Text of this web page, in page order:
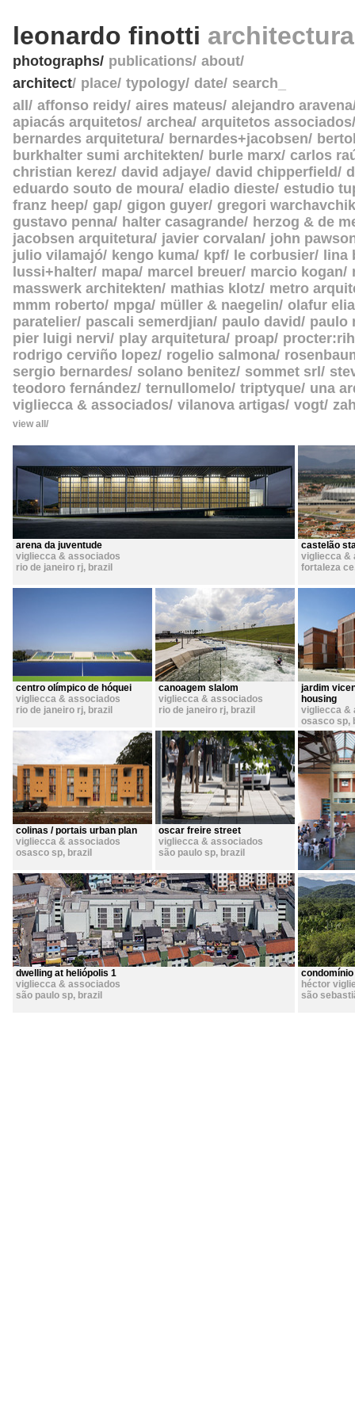
leonardo finotti
photographs publications about
architect place typology date search_
all
affonso reidy aires mateus alejandro aravena
apiacás arquitetos archea arquitetos associados
bernardes arquitetura
bernardes+jacobsen
burkhalter sumi architekten
burle marx carlos
christian kerez david adjaye david chipperfield
eduardo souto de moura eladio dieste estudio
franz heep gap gigon guyer gregori warchavchik
gustavo penna
halter casagrande
herzog & de
jacobsen arquitetura javier corvalan
john
julio vilamajó
kengo kuma kpf le corbusier
lina
lussi+halter mapa marcel breuer marcio kogan
masswerk architekten
mathias klotz metro
mmm roberto mpga müller & naegelin olafur
paratelier pascali semerdjian paulo david
paulo
pier luigi nervi
play arquitetura proap
rodrigo cerviño lopez rogelio salmona
sergio bernardes
solano benitez sommet srl
teodoro fernández ternullomelo triptyque una
vigliecca & associados vilanova artigas vogt
view all
arena da juventude
vigliecca & associados
rio de janeiro rj, brazil
castelão
vigliecca &
fortaleza ce
centro olímpico de hóquei
vigliecca & associados
rio de janeiro rj, brazil
canoagem slalom
vigliecca & associados
rio de janeiro rj, brazil
jardim
housing
vigliecca &
osasco sp,
colinas / portais urban plan
vigliecca & associados
osasco sp, brazil
oscar freire street
vigliecca & associados
são paulo sp, brazil
dwelling at heliópolis 1
vigliecca & associados
são paulo sp, brazil
héctor
são